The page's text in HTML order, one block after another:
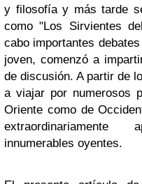
y filosofía y más tarde
como "Los Sirvientes
cabo importantes
joven, comenzó a
de discusión. A partir de
a viajar por numerosos
Oriente como de
innumerables oyentes.